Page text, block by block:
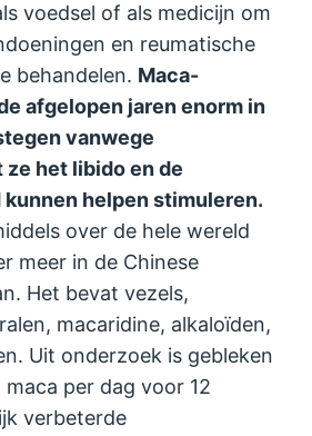
voedsel of als medicijn om
en reumatische
behandelen. Maca-
afgelopen jaren enorm in
vanwege
het libido en de
helpen stimuleren.
over de hele wereld
meer in de Chinese
Het bevat vezels,
macaridine, alkaloïden,
Uit onderzoek is gebleken
per dag voor 12
verbeterde